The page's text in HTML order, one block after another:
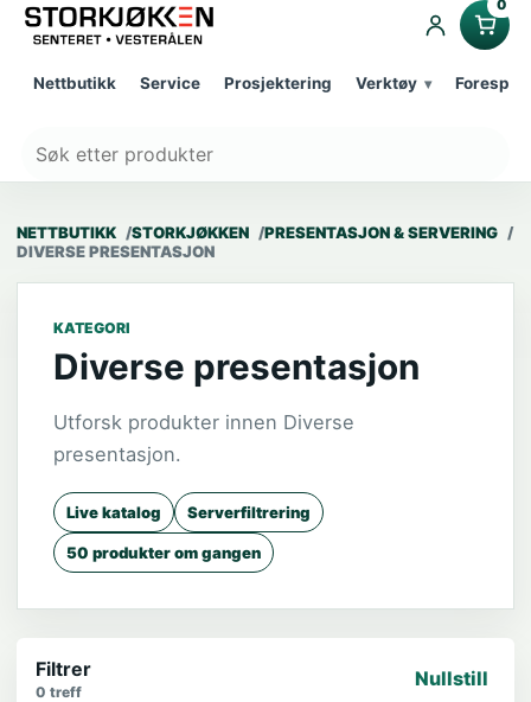
Nettbutikk Service Prosjektering Verktøy
0
NETTBUTIKK STORKJØKKEN
PRESENTASJON & SERVERING
DIVERSE PRESENTASJON
KATEGORI
Diverse presentasjon
Utforsk produkter innen Diverse
presentasjon.
Live katalog Serverfiltrering
50 produkter om gangen
Filtrer
0 treff
Nullstill